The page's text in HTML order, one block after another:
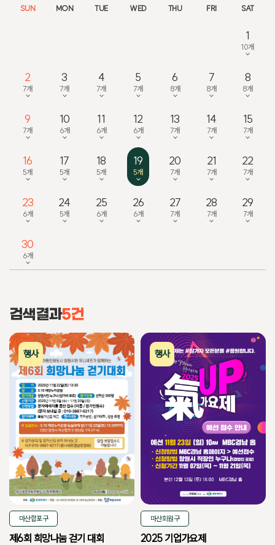
SUN MON TUE WED THU FRI SAT
1
10개
2
7개
3
7개
4
7개
5
7개
6
8개
7
8개
8
8개
9
7개
10
6개
11
6개
12
6개
13
7개
14
7개
15
7개
16
5개
17
5개
18
5개
19
5개
20
7개
21
7개
22
7개
23
6개
24
5개
25
6개
26
6개
27
7개
28
7개
29
7개
30
6개
검색결과5건
행사
마산합포구
제6회 희망나눔 걷기 대회
행사
마산회원구
2025 기업가요제